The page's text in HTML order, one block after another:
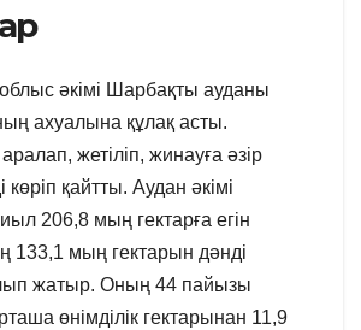
әкімі Шарбақты ауданы
ахуалына құлақ асты.
жетіліп, жинауға әзір
көріп қайтты. Аудан әкімі
206,8 мың гектарға егін
133,1 мың гектарын дәнді
жатыр. Оның 44 пайызы
өнімділік гектарынан 11,9